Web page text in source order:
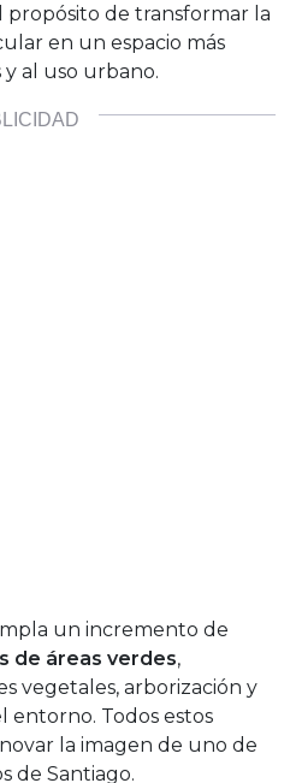
propósito de transformar la
en un espacio más
al uso urbano.
un incremento de
de áreas verdes,
vegetales, arborización y
entorno. Todos estos
la imagen de uno de
de Santiago.